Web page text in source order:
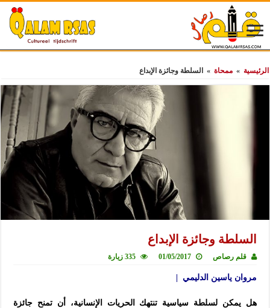
الرئيسية » ممحاة » السلطة وجائزة الإبداع
السلطة وجائزة الإبداع
قلم رصاص 01/05/2017 335 زيارة
مروان ياسين الدليمي |
هل يمكن لسلطة سياسية تنتهك الحريات الإنسانية، أن تمنح جائزة